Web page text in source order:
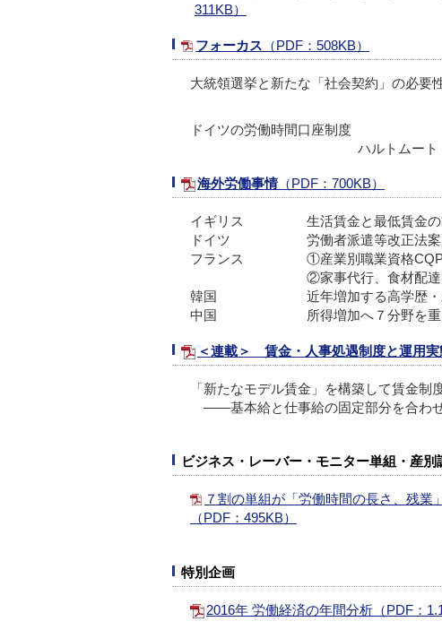
311KB）
フォーカス （PDF：508KB）
大統領選挙と新たな「社会契約」の必要
ドイツの労働時間口座制度
ハルトムー
海外労働事情 （PDF：700KB）
イギリス
生活賃金と最低賃金
ドイツ
労働者派遣等改正法
フランス
①産業別職業資格
②家事代行、食材配達
韓国
近年増加する高学歴
中国
所得増加へ７分野を
＜連載＞ 賃金・人事処遇制度と運用実
「新たなモデル賃金」を構築して賃金
――基本給と仕事給の固定部分を合わ
ビジネス・レーバー・モニター単組・産別
７割の単組が「労働時間の長さ、残
（PDF：495KB）
特別企画
2016年 労働経済の年間分析 （PDF：